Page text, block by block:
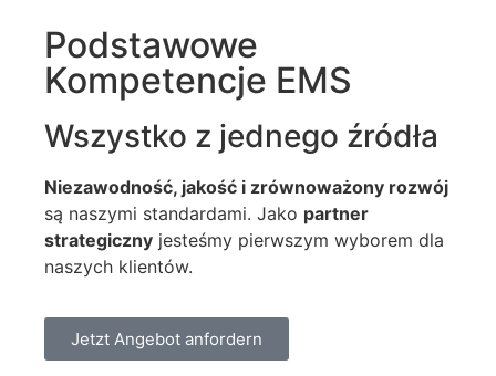
Podstawowe
Kompetencje EMS
Wszystko z jednego źródła
Niezawodność, jakość i zrównoważony rozwój
są naszymi standardami. Jako partner
strategiczny jesteśmy pierwszym wyborem dla
naszych klientów.
Jetzt Angebot anfordern